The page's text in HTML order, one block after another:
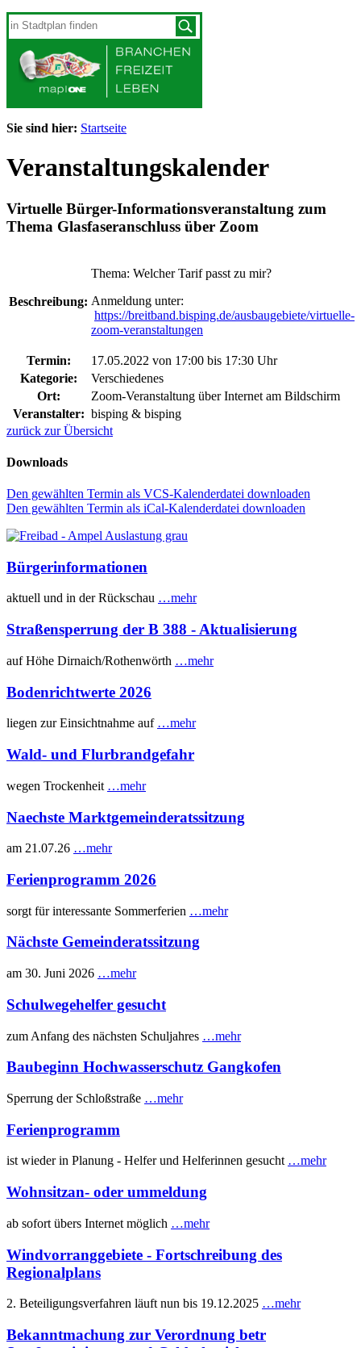
Sie sind hier: Startseite
Veranstaltungskalender
Virtuelle Bürger-Informationsveranstaltung zum
Thema Glasfaseranschluss über Zoom
Beschreibung:
Thema: Welcher Tarif passt zu mir?
Anmeldung unter:
https://breitband.bisping.de/ausbaugebiete/virtuelle-
zoom-veranstaltungen
Termin: 17.05.2022 von 17:00 bis 17:30 Uhr
Kategorie:
Verschiedenes
Ort:
Zoom-Veranstaltung über Internet am Bildschirm
Veranstalter: bisping & bisping
zurück zur Übersicht
Downloads
Den gewählten Termin als VCS-Kalenderdatei downloaden
Den gewählten Termin als iCal-Kalenderdatei downloaden
Bürgerinformationen
aktuell und in der Rückschau …mehr
Straßensperrung der B 388 - Aktualisierung
auf Höhe Dirnaich/Rothenwörth …mehr
Bodenrichtwerte 2026
liegen zur Einsichtnahme auf …mehr
Wald- und Flurbrandgefahr
wegen Trockenheit …mehr
Naechste Marktgemeinderatssitzung
am 21.07.26 …mehr
Ferienprogramm 2026
sorgt für interessante Sommerferien …mehr
Nächste Gemeinderatssitzung
am 30. Juni 2026 …mehr
Schulwegehelfer gesucht
zum Anfang des nächsten Schuljahres …mehr
Baubeginn Hochwasserschutz Gangkofen
Sperrung der Schloßstraße …mehr
Ferienprogramm
ist wieder in Planung - Helfer und Helferinnen gesucht …mehr
Wohnsitzan- oder ummeldung
ab sofort übers Internet möglich …mehr
Windvorranggebiete - Fortschreibung des
Regionalplans
2. Beteiligungsverfahren läuft nun bis 19.12.2025 …mehr
Bekanntmachung zur Verordnung betr